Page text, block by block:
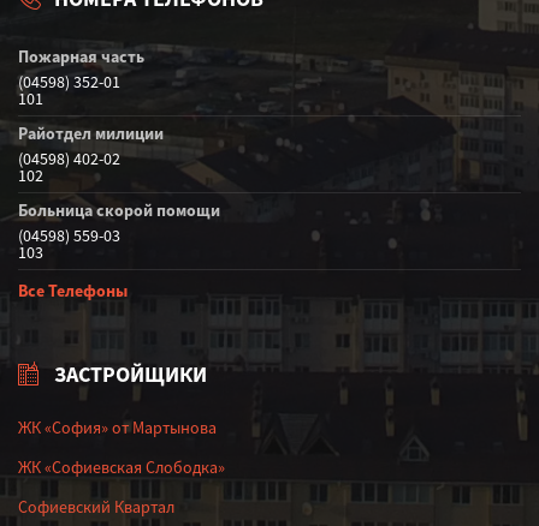
Пожарная часть
(04598) 352-01
101
Райотдел милиции
(04598) 402-02
102
Больница скорой помощи
(04598) 559-03
103
Все Телефоны
ЗАСТРОЙЩИКИ
ЖК «София» от Мартынова
ЖК «Софиевская Слободка»
Софиевский Квартал